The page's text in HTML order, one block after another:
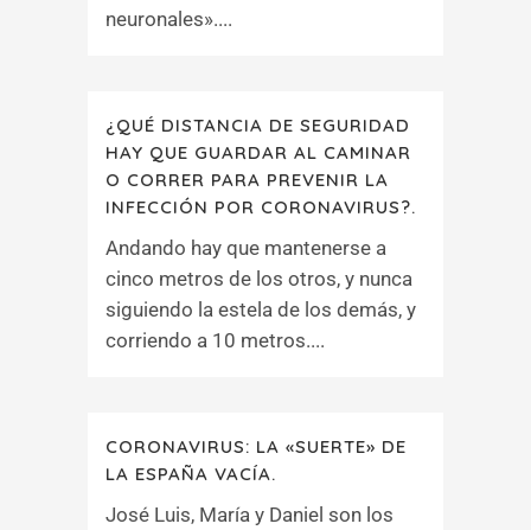
neuronales»....
¿QUÉ DISTANCIA DE SEGURIDAD
HAY QUE GUARDAR AL CAMINAR
O CORRER PARA PREVENIR LA
INFECCIÓN POR CORONAVIRUS?.
Andando hay que mantenerse a
cinco metros de los otros, y nunca
siguiendo la estela de los demás, y
corriendo a 10 metros....
CORONAVIRUS: LA «SUERTE» DE
LA ESPAÑA VACÍA.
José Luis, María y Daniel son los